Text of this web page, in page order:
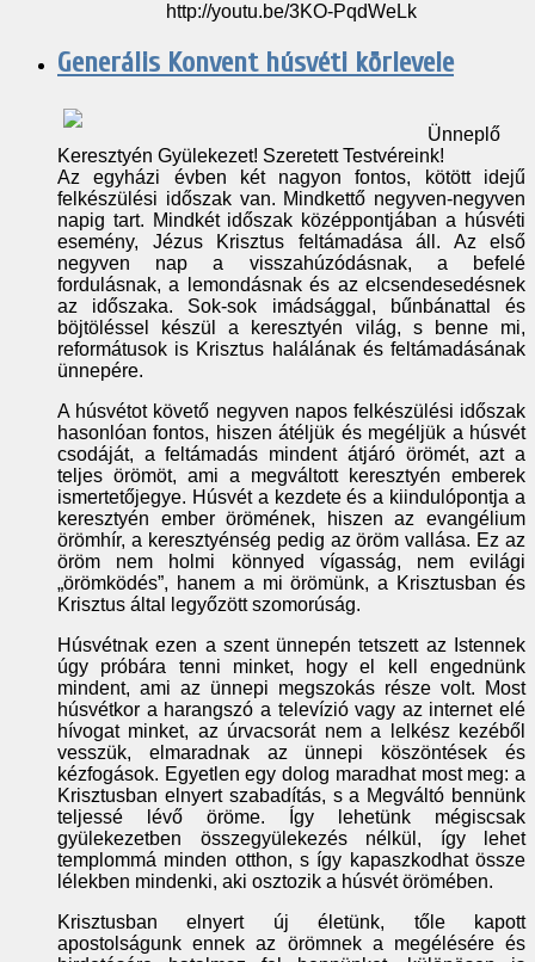
http://youtu.be/3KO-PqdWeLk
Generális Konvent húsvéti körlevele
Ünneplő
Keresztyén Gyülekezet! Szeretett Testvéreink!
Az egyházi évben két nagyon fontos, kötött idejű
felkészülési időszak van. Mindkettő negyven-negyven
napig tart. Mindkét időszak középpontjában a húsvéti
esemény, Jézus Krisztus feltámadása áll. Az első
negyven nap a visszahúzódásnak, a befelé
fordulásnak, a lemondásnak és az elcsendesedésnek
az időszaka. Sok-sok imádsággal, bűnbánattal és
böjtöléssel készül a keresztyén világ, s benne mi,
reformátusok is Krisztus halálának és feltámadásának
ünnepére.
A húsvétot követő negyven napos felkészülési időszak
hasonlóan fontos, hiszen átéljük és megéljük a húsvét
csodáját, a feltámadás mindent átjáró örömét, azt a
teljes örömöt, ami a megváltott keresztyén emberek
ismertetőjegye. Húsvét a kezdete és a kiindulópontja a
keresztyén ember örömének, hiszen az evangélium
örömhír, a keresztyénség pedig az öröm vallása. Ez az
öröm nem holmi könnyed vígasság, nem evilági
„örömködés”, hanem a mi örömünk, a Krisztusban és
Krisztus által legyőzött szomorúság.
Húsvétnak ezen a szent ünnepén tetszett az Istennek
úgy próbára tenni minket, hogy el kell engednünk
mindent, ami az ünnepi megszokás része volt. Most
húsvétkor a harangszó a televízió vagy az internet elé
hívogat minket, az úrvacsorát nem a lelkész kezéből
vesszük, elmaradnak az ünnepi köszöntések és
kézfogások. Egyetlen egy dolog maradhat most meg: a
Krisztusban elnyert szabadítás, s a Megváltó bennünk
teljessé lévő öröme. Így lehetünk mégiscsak
gyülekezetben összegyülekezés nélkül, így lehet
templommá minden otthon, s így kapaszkodhat össze
lélekben mindenki, aki osztozik a húsvét örömében.
Krisztusban elnyert új életünk, tőle kapott
apostolságunk ennek az örömnek a megélésére és